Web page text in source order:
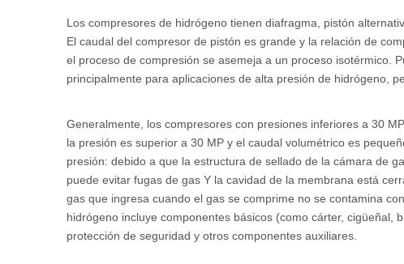
Los compresores de hidrógeno tienen diafragma, pistón
El caudal del compresor de pistón es grande y la relación de
el proceso de compresión se asemeja a un proceso isotérmico.
principalmente para aplicaciones de alta presión de hidrógeno,
Generalmente, los compresores con presiones inferiores a 30
la presión es superior a 30 MP y el caudal volumétrico es
presión: debido a que la estructura de sellado de la cámara de
puede evitar fugas de gas Y la cavidad de la membrana está
gas que ingresa cuando el gas se comprime no se contamina
hidrógeno incluye componentes básicos (como cárter,
protección de seguridad y otros componentes auxiliares.